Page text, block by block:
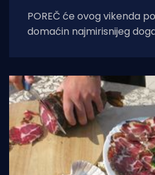
POREČ će ovog vikenda
domaćin najmirisnijeg